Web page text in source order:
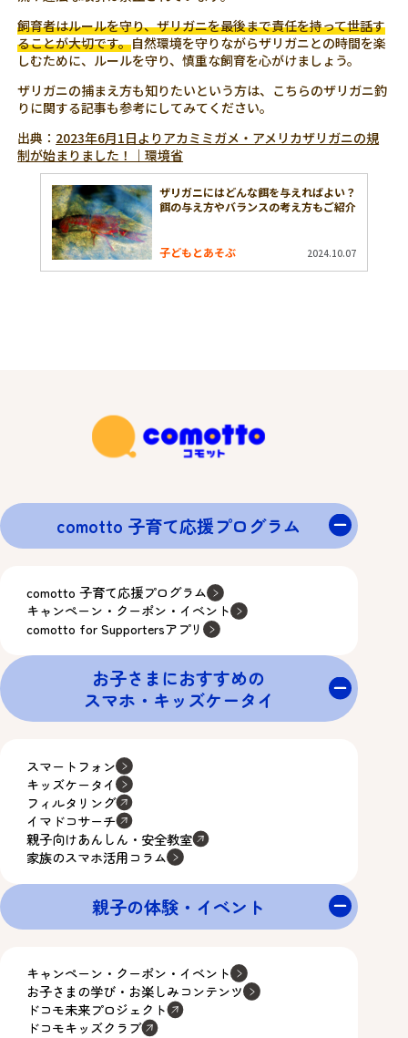
飼育者はルールを守り、ザリガニを最後まで責任を持って世話す
ることが大切です。自然環境を守りながらザリガニとの時間を楽
しむために、ルールを守り、慎重な飼育を心がけましょう。
ザリガニの捕まえ方も知りたいという方は、こちらのザリガニ釣
りに関する記事も参考にしてみてください。
出典： 2023年6月1日よりアカミミガメ・アメリカザリガニの規
制が始まりました！｜環境省
ザリガニにはどんな餌を与えればよい？
餌の与え方やバランスの考え方もご紹介
子どもとあそぶ 2024.10.07
comotto 子育て応援プログラム
comotto 子育て応援プログラム
キャンペーン・クーポン・イベント
comotto for Supportersアプリ
お子さまにおすすめの
スマホ・キッズケータイ
スマートフォン
キッズケータイ
フィルタリング
イマドコサーチ
親子向けあんしん・安全教室
家族のスマホ活用コラム
親子の体験・イベント
キャンペーン・クーポン・イベント
お子さまの学び・お楽しみコンテンツ
ドコモ未来プロジェクト
ドコモキッズクラブ